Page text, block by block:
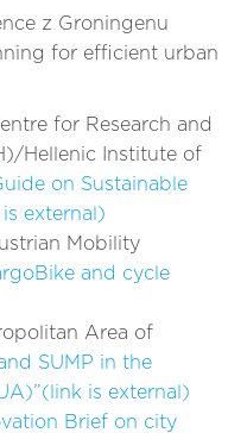
z Groningenu
for efficient urban
for Research and
Hellenic Institute of
on Sustainable
external)
Mobility
and cycle
Area of
SUMP in the
is external)
Brief on city